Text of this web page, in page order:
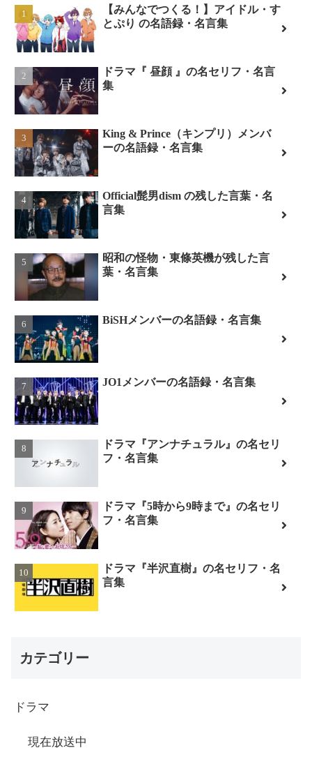
【みんなでつくる！】アイドル・す
とぷり の名語録・名言集
ドラマ『 昼顔 』の名セリフ・名言
集
King & Prince（キンプリ）メンバ
ーの名語録・名言集
Official髭男dism の残した言葉・名
言集
昭和の怪物・東條英機が残した言
葉・名言集
BiSHメンバーの名語録・名言集
JO1メンバーの名語録・名言集
ドラマ『アンナチュラル』の名セリ
フ・名言集
ドラマ『5時から9時まで』の名セリ
フ・名言集
ドラマ『半沢直樹』の名セリフ・名
言集
カテゴリー
ドラマ
現在放送中